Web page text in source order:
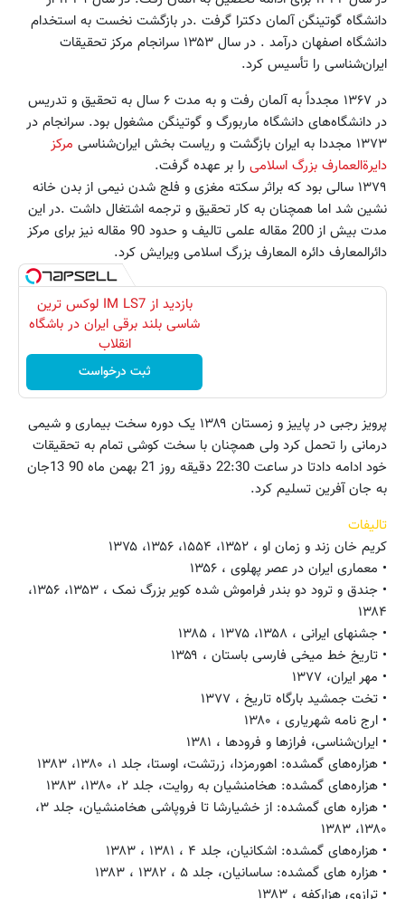
دانشگاه گوتینگن آلمان دکترا گرفت .در بازگشت نخست به استخدام
دانشگاه اصفهان درآمد . در سال ۱۳۵۳ سرانجام مرکز تحقیقات
ایران‌شناسی را تأسیس کرد.
در ۱۳۶۷ مجدداً به آلمان رفت و به مدت ۶ سال به تحقیق و تدریس
در دانشگاه‌های دانشگاه ماربورگ و گوتینگن مشغول بود. سرانجام در
۱۳۷۳ مجددا به ایران بازگشت و ریاست بخش ایران‌شناسی
مرکز
دایرةالعمارف بزرگ اسلامی را بر عهده گرفت.
۱۳۷۹ سالی بود که براثر سکته مغزی و فلج شدن نیمی از بدن خانه
نشین شد اما همچنان به کار تحقیق و ترجمه اشتغال داشت .در این
مدت بیش از 200 مقاله علمی تالیف و حدود 90 مقاله نیز برای مرکز
دائرالمعارف دائره المعارف بزرگ اسلامی ویرایش کرد.
بازدید از IM LS7 لوکس ترین
شاسی بلند برقی ایران در باشگاه
انقلاب
ثبت درخواست
پرویز رجبی در پاییز و زمستان ۱۳۸۹ یک دوره سخت بیماری و شیمی
درمانی را تحمل کرد ولی همچنان با سخت کوشی تمام به تحقیقات
خود ادامه دادتا در ساعت 22:30 دقیقه روز 21 بهمن ماه 90 13جان
به جان آفرین تسلیم کرد.
تالیفات
کریم خان زند و زمان او ، ۱۳۵۲، ۱۵۵۴، ۱۳۵۶، ۱۳۷۵
• معماری ایران در عصر پهلوی ، ۱۳۵۶
• جندق و ترود دو بندر فراموش شده کویر بزرگ نمک ، ۱۳۵۳، ۱۳۵۶،
۱۳۸۴
• جشنهای ایرانی ، ۱۳۵۸، ۱۳۷۵ ، ۱۳۸۵
• تاریخ خط میخی فارسی باستان ، ۱۳۵۹
• مهر ایران، ۱۳۷۷
• تخت جمشید بارگاه تاریخ ، ۱۳۷۷
• ارج نامه شهریاری ، ۱۳۸۰
• ایران‌شناسی، فرازها و فرودها ، ۱۳۸۱
• هزاره‌های گمشده: اهورمزدا، زرتشت، اوستا، جلد ۱، ۱۳۸۰، ۱۳۸۳
• هزاره‌های گمشده: هخامنشیان به روایت، جلد ۲، ۱۳۸۰، ۱۳۸۳
• هزاره های گمشده: از خشیارشا تا فروپاشی هخامنشیان، جلد ۳،
۱۳۸۰، ۱۳۸۳
• هزاره‌های گمشده: اشکانیان، جلد ۴ ، ۱۳۸۱ ، ۱۳۸۳
• هزاره های گمشده: ساسانیان، جلد ۵ ، ۱۳۸۲ ، ۱۳۸۳
• ترازوی هزارکفه ، ۱۳۸۳